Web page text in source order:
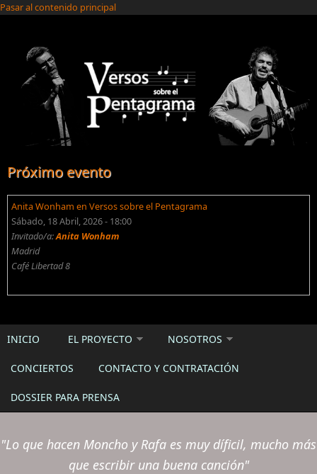
Pasar al contenido principal
Próximo evento
Anita Wonham en Versos sobre el Pentagrama
Sábado, 18 Abril, 2026 - 18:00
Invitado/a:Anita Wonham
Madrid
Café Libertad 8
INICIO EL PROYECTO NOSOTROS
CONCIERTOS CONTACTO Y CONTRATACIÓN
DOSSIER PARA PRENSA
"Lo que hacen Moncho y Rafa es muy díficil, mucho más
que escribir una buena canción"